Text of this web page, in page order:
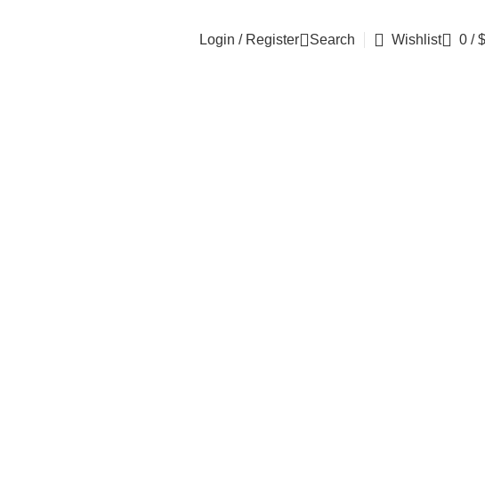
Login / Register Search Wishlist 0 / $